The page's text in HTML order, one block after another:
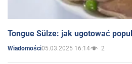
Tongue Sülze: jak ugotować
Wiadomości05.03.2025 16:14 2